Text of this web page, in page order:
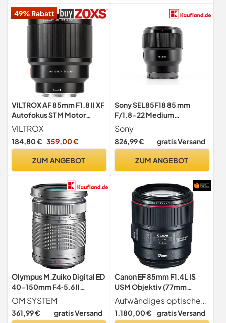
49% Rabatt
VILTROX AF 85mm F1.8 II XF
Autofokus STM Motor
Objektiv, Kameraobjektiv
kompatibel mit Fujifilm X-
Mount Kamera X-T4 X-T3
T10 X-T200 X-T100 X-S10
X-E2S
VILTROX
184,80 € 359,00 €
ZUM ANGEBOT
Sony SEL85F18 85 mm
F/1.8-22 Medium
Telephoto Fixed Prime
Kameraobjektiv, Schwarz
Sony
826,99 € gratis Versand
ZUM ANGEBOT
Olympus M.Zuiko Digital ED
40-150mm F4‑5.6 II
Objektiv, Telezoom,
geeignet für alle MFT-
Kameras (Olympus OM-D &
OM SYSTEM
361,99 € gratis Versand
Canon EF 85mm F1.4L IS
USM Objektiv (77mm
Filtergewinde) schwarz
Aufwändiges optisches Design mit überragender Abbildungsqualität
1.180,00 € gratis Versand